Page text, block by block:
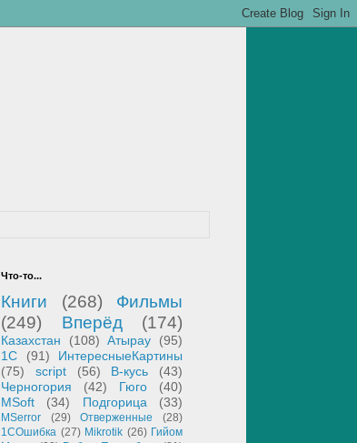
Что-то...
Книги (268)
Фильмы
(249)
Вперёд (174)
Казахстан (108) Атырау
(95)
1С
(91)
ИнтересныеКартины
(75)
script (56) В-кусь
(43)
Черногория
(42) Гюго
(40)
MSoft
(34) Подгорица (33)
MSerror (29) Отверженные
(28)
1СОшибка (27) Mikrotik (26) Гийом